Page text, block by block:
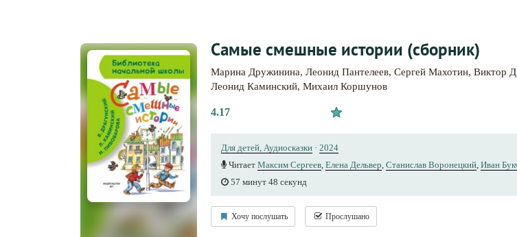
Самые смешные истории (сборник)
Марина Дружинина, Леонид Пантелеев, Сергей Махотин, Виктор
Леонид Каминский, Михаил Коршунов
4.17
Для детей, Аудиосказки · 2024
Читает Максим Сергеев, Елена Дельвер, Станислав Воронецкий, Иван
57 минут 48 секунд
Хочу послушать Прослушано